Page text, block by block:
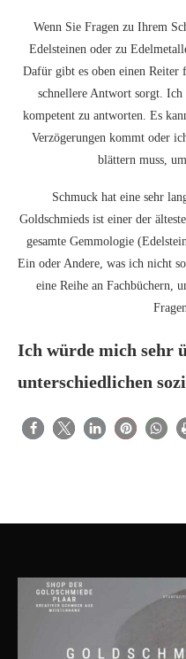
Wenn Sie Fragen zu Ihrem
Edelsteinen oder zu
Dafür gibt es oben einen Reiter
schnellere Antwort sorgt.
kompetent zu antworten. Es
Verzögerungen kommt oder
blättern muss,
Schmuck hat eine sehr
Goldschmieds ist einer der
gesamte Gemmologie
Ein oder Andere, was ich nicht
eine Reihe an Fachbüchern,
Ich würde mich sehr
unterschiedlichen